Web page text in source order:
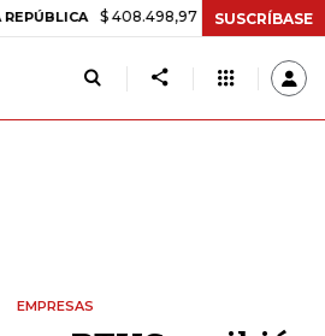
$ 408.498,97 +$ 8.753,81 +2,19%
SUSCRÍBASE
EMPRESAS